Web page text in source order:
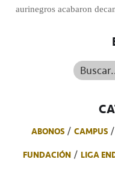
aurinegros acabaron
Buscar...
ABONOS CAMPUS
FUNDACIÓN
LIGA